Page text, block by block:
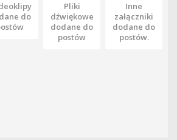
do
Pliki
dźwiękowe
dodane do
postów
Inne
załączniki
dodane do
postów.